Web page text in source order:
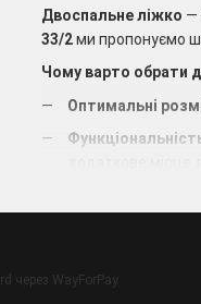
Двоспальне ліжко —
33/2ми пропонуємо
Чому варто обрати
Оптимальні
не скриплять з